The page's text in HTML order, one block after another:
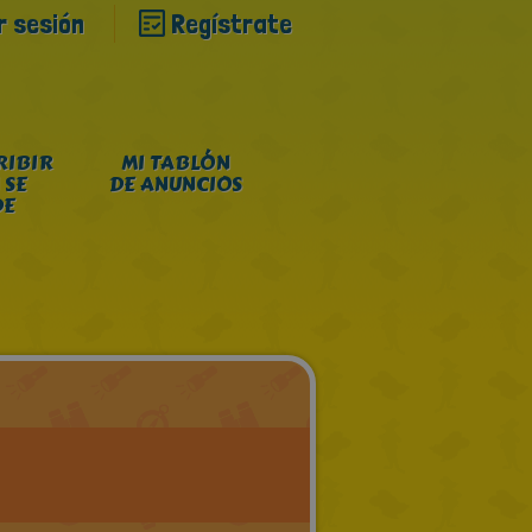
sesión Regístrate
MI TABLÓN
DE ANUNCIOS